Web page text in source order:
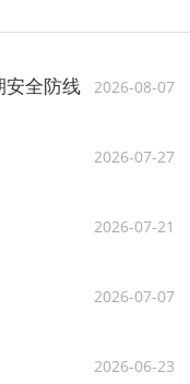
安全防线 2026-08-07
2026-07-27
2026-07-21
2026-07-07
2026-06-23